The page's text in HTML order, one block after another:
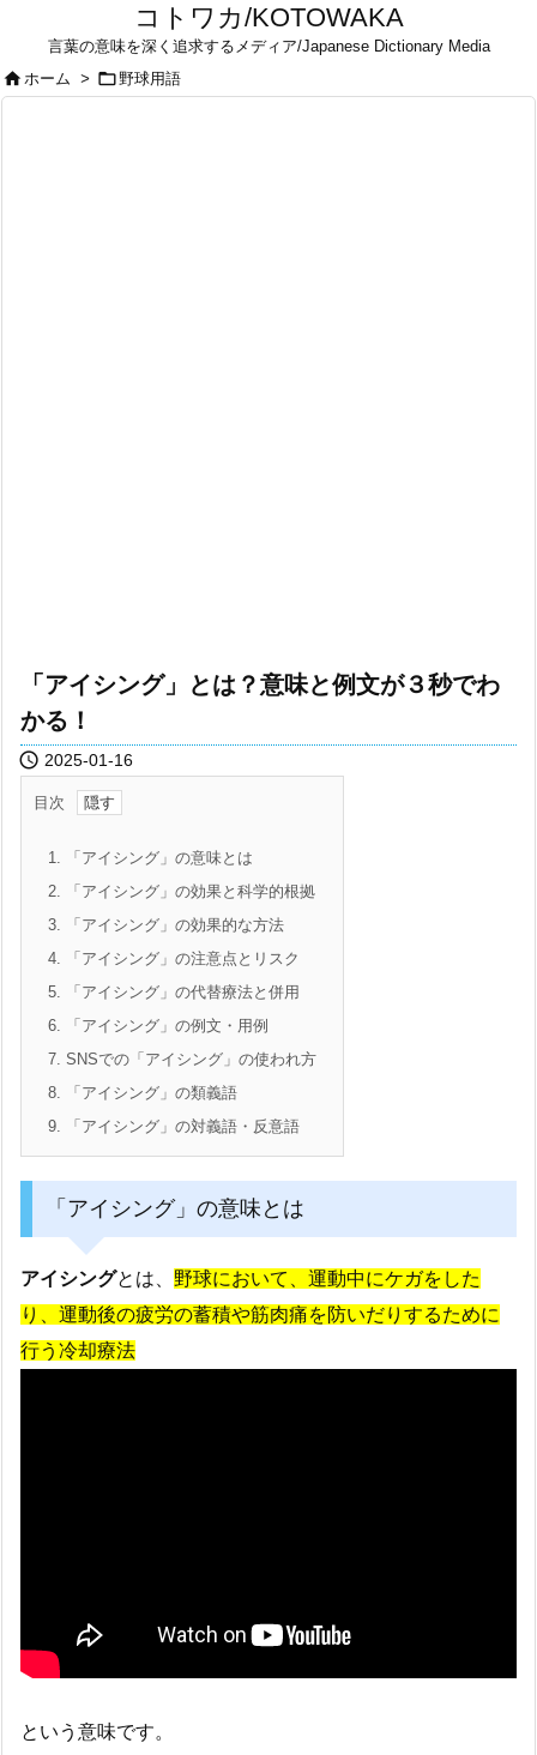
コトワカ/KOTOWAKA
言葉の意味を深く追求するメディア/Japanese Dictionary Media
ホーム > 野球用語
「アイシング」とは？意味と例文が３秒でわ
かる！
 2025-01-16
目次
1. 「アイシング」の意味とは
2. 「アイシング」の効果と科学的根拠
3. 「アイシング」の効果的な方法
4. 「アイシング」の注意点とリスク
5. 「アイシング」の代替療法と併用
6. 「アイシング」の例文・用例
7. SNSでの「アイシング」の使われ方
8. 「アイシング」の類義語
9. 「アイシング」の対義語・反意語
「アイシング」の意味とは
アイシングとは、 野球において、運動中にケガをした
り、運動後の疲労の蓄積や筋肉痛を防いだりするために
行う冷却療法
という意味です。